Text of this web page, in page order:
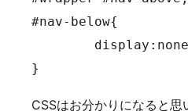
#nav-below{
}
CSSはお分かりになると思